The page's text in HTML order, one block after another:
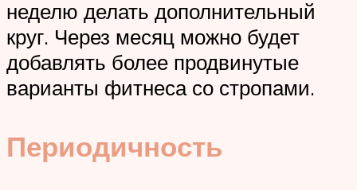
неделю делать дополнительный
круг. Через месяц можно будет
добавлять более продвинутые
варианты фитнеса со стропами.
Периодичность